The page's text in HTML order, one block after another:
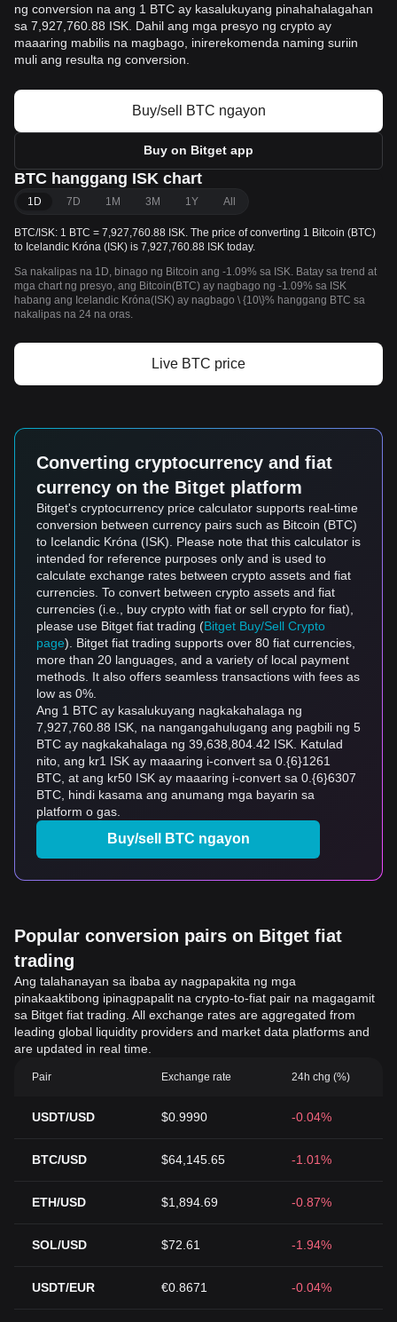
ng conversion na ang 1 BTC ay kasalukuyang pinahahalagahan
sa 7,927,760.88 ISK. Dahil ang mga presyo ng crypto ay
maaaring mabilis na magbago, inirerekomenda naming suriin
muli ang resulta ng conversion.
Buy/sell BTC ngayon
Buy on Bitget app
BTC hanggang ISK chart
1D 7D 1M 3M 1Y All
BTC/ISK: 1 BTC = 7,927,760.88 ISK. The price of converting 1 Bitcoin (BTC)
to Icelandic Króna (ISK) is 7,927,760.88 ISK today.
Sa nakalipas na 1D, binago ng Bitcoin ang -1.09% sa ISK. Batay sa trend at
mga chart ng presyo, ang Bitcoin(BTC) ay nagbago ng -1.09% sa ISK
habang ang Icelandic Króna(ISK) ay nagbago \ {10\}% hanggang BTC sa
nakalipas na 24 na oras.
Live BTC price
Converting cryptocurrency and fiat
currency on the Bitget platform
Bitget's cryptocurrency price calculator supports real-time
conversion between currency pairs such as Bitcoin (BTC)
to Icelandic Króna (ISK). Please note that this calculator is
intended for reference purposes only and is used to
calculate exchange rates between crypto assets and fiat
currencies. To convert between crypto assets and fiat
currencies (i.e., buy crypto with fiat or sell crypto for fiat),
please use Bitget fiat trading (Bitget Buy/Sell Crypto
page). Bitget fiat trading supports over 80 fiat currencies,
more than 20 languages, and a variety of local payment
methods. It also offers seamless transactions with fees as
low as 0%.
Ang 1 BTC ay kasalukuyang nagkakahalaga ng
7,927,760.88 ISK, na nangangahulugang ang pagbili ng 5
BTC ay nagkakahalaga ng 39,638,804.42 ISK. Katulad
nito, ang kr1 ISK ay maaaring i-convert sa 0.{6}1261
BTC, at ang kr50 ISK ay maaaring i-convert sa 0.{6}6307
BTC, hindi kasama ang anumang mga bayarin sa
platform o gas.
Buy/sell BTC ngayon
Popular conversion pairs on Bitget fiat
trading
Ang talahanayan sa ibaba ay nagpapakita ng mga
pinakaaktibong ipinagpapalit na crypto-to-fiat pair na magagamit
sa Bitget fiat trading. All exchange rates are aggregated from
leading global liquidity providers and market data platforms and
are updated in real time.
Pair Exchange rate 24h chg (%)
USDT/USD $0.9990 -0.04%
BTC/USD $64,145.65 -1.01%
ETH/USD $1,894.69 -0.87%
SOL/USD $72.61 -1.94%
USDT/EUR €0.8671 -0.04%